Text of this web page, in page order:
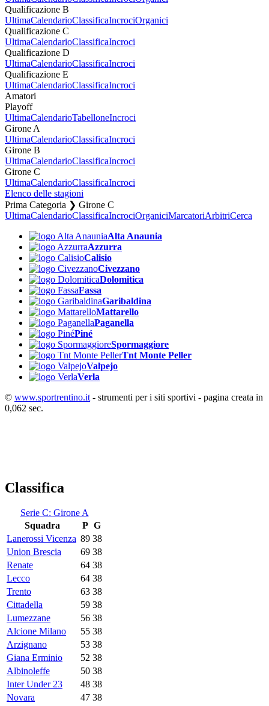
Qualificazione B
UltimaCalendarioClassificaIncrociOrganici
Qualificazione C
UltimaCalendarioClassificaIncroci
Qualificazione D
UltimaCalendarioClassificaIncroci
Qualificazione E
UltimaCalendarioClassificaIncroci
Amatori
Playoff
UltimaCalendarioTabelloneIncroci
Girone A
UltimaCalendarioClassificaIncroci
Girone B
UltimaCalendarioClassificaIncroci
Girone C
UltimaCalendarioClassificaIncroci
Elenco delle stagioni
Prima Categoria ❯ Girone C
UltimaCalendarioClassificaIncrociOrganiciMarcatoriArbitriCerca
Alta Anaunia
Azzurra
Calisio
Civezzano
Dolomitica
Fassa
Garibaldina
Mattarello
Paganella
Piné
Spormaggiore
Tnt Monte Peller
Valpejo
Verla
© www.sportrentino.it - strumenti per i siti sportivi - pagina creata in
0,062 sec.
Classifica
Serie C: Girone A
Squadra
P G
Lanerossi Vicenza 89 38
Union Brescia
69 38
Renate
64 38
Lecco
64 38
Trento
63 38
Cittadella
59 38
Lumezzane
56 38
Alcione Milano
55 38
Arzignano
53 38
Giana Erminio
52 38
Albinoleffe
50 38
Inter Under 23
48 38
Novara
47 38